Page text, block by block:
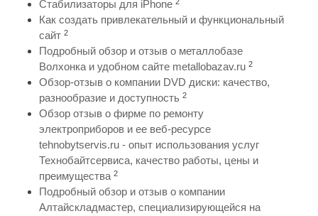
Стабилизаторы для iPhone
Как создать привлекательный и функциональный
сайт 2
Подробный обзор и отзыв о металлобазе
Волхонка и удобном сайте metallobazav.ru 2
Обзор-отзыв о компании DVD диски: качество,
разнообразие и доступность 2
Обзор отзыв о фирме по ремонту
электроприборов и ее веб-ресурсе
tehnobytservis.ru - опыт использования услуг
Технобайтсервиса, качество работы, цены и
преимущества 2
Подробный обзор и отзыв о компании
Алтайскладмастер, специализирующейся на